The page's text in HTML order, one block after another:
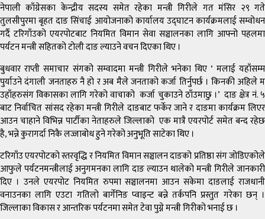
नेपाली काँग्रेसका केन्द्रीय सदस्य समेत रहेका मन्त्री गिरीले गत मंसिर २९ गते
तुलसीपुरमा बृहत दाङ सिंचाई आयोजनाको कार्यालय उद्घाटन कार्यक्रमलाई सम्वोधन
गर्दै टरिगाँउको एयरपोटबाट नियमित विमान सेवा सञ्चालनका लागि आफ्नो पहलमा
पर्यटन मन्त्री सहितको टोली दाङ ल्याउने वचन दिएका थिए ।
बुधवार राप्ती समाचार संगको सम्वादमा मन्त्री गिरीले भनेका थिए ‘ मलाई यहाँसम्म
पुर्याउने दंगाली जनताहरु नै हो र अब मैले जनताको कर्जा तिर्नुपर्छ । किनकी अहिले म
उहाँहरुसंग विकासका लागि गरेको वाचाको कर्जा चुकाउने ठाँउमाछु ।’ दाङ क्षेत्र नं. ५
बाट निर्वाचित सांसद रहेका मन्त्री गिरीले दाङबाट फर्केर जाने र दाङमा कार्यक्रम लिएर
आउन चाहाने विभिन्न पार्टीका नेताहरुले जिल्लाको एक मात्रै एयरपोर्ट समेत बन्द रहेछ
है, भन्ने कुरागर्दा निकै लज्जाबोध हुने गरेको अनुभूति साटेका थिए ।
टरिगाँउ एयरपोटको स्तरवृद्धि र नियमित विमान सञ्चालन दाङको प्रतिष्ठा संग जोडिएकोले
आफुले पर्यटनमन्त्रीलाई अनुगमनका लागि दाङ ल्याउन थालेको मन्त्री गिरीले जानकारी
दिए । उनले एयरपोट नियमित रुपमा सञ्चालनमा आउन सकेमा दाङलाई राजधानी
वनाउनका लागि एउटा गतिलो बार्गेनिङ प्वाइन्ट बन्ने तर्कपनि प्रस्तुत गरेका छन् ।
जिल्लाका विकास र आन्तरिक पर्यटनमा समेत टेवा पुग्ने मन्त्री गिरीको भनाई छ ।